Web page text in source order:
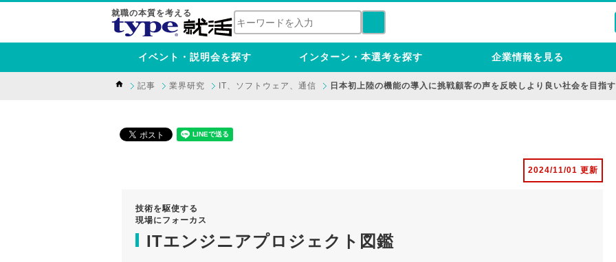
就職の本質を考える
イベント・説明会を探す インターン・本選考を探す 企業情報を見る
記事 業界研究 IT、ソフトウェア、通信 日本初上陸の機能の導入に挑戦顧客の声を反映しより良い社会を目指す
2024/11/01 更新
技術を駆使する
現場にフォーカス
ITエンジニアプロジェクト図鑑